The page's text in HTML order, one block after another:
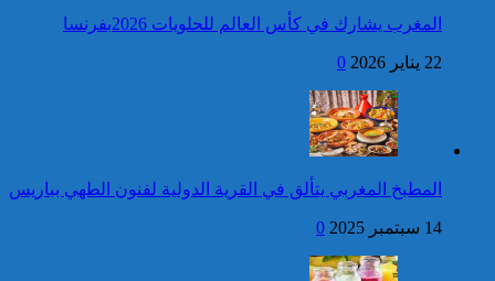
برقية تهنئة إلى جلالة الملك
من الأمين العام لمنظمة
التعاون الإسلامي بمناسبة عيد
فتح بحث للتحقق من الأفعال
الإجرامية المنسوبة لأربع وعشرين
شخصا للاشتباه في تورطهم في
الامتناع عن القيام بعمل من أعمال
وظيفتهم بغرض الارتشاء
واستغلال النفوذ
المغرب يشارك في كأس العالم للحلويات 2026بفرنسا
22 يناير 2026 0
المطبخ المغربي يتألق في القرية الدولية لفنون الطهي بباريس
14 سبتمبر 2025 0